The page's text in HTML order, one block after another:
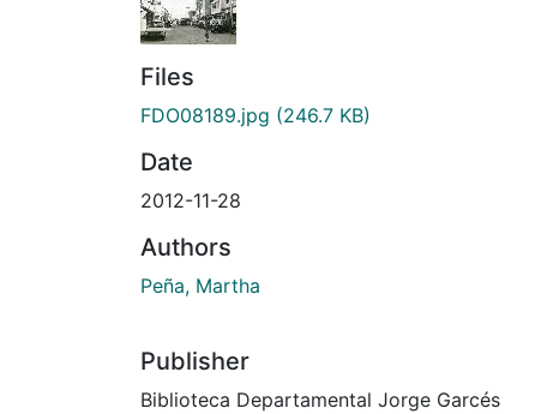
Files
FDO08189.jpg (246.7 KB)
Date
2012-11-28
Authors
Peña, Martha
Publisher
Biblioteca Departamental Jorge Garcés